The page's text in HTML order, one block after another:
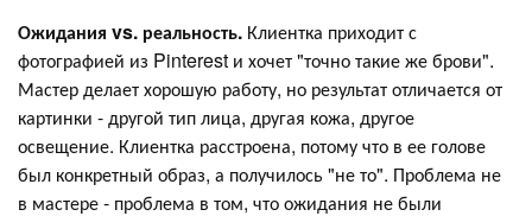
Ожидания vs. реальность. Клиентка приходит с
фотографией из Pinterest и хочет "точно такие же брови".
Мастер делает хорошую работу, но результат отличается от
картинки - другой тип лица, другая кожа, другое
освещение. Клиентка расстроена, потому что в ее голове
был конкретный образ, а получилось "не то". Проблема не
в мастере - проблема в том, что ожидания не были